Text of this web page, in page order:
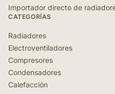
Importador directo de
CATEGORÍAS
Radiadores
Electroventiladores
Compresores
Condensadores
Calefacción